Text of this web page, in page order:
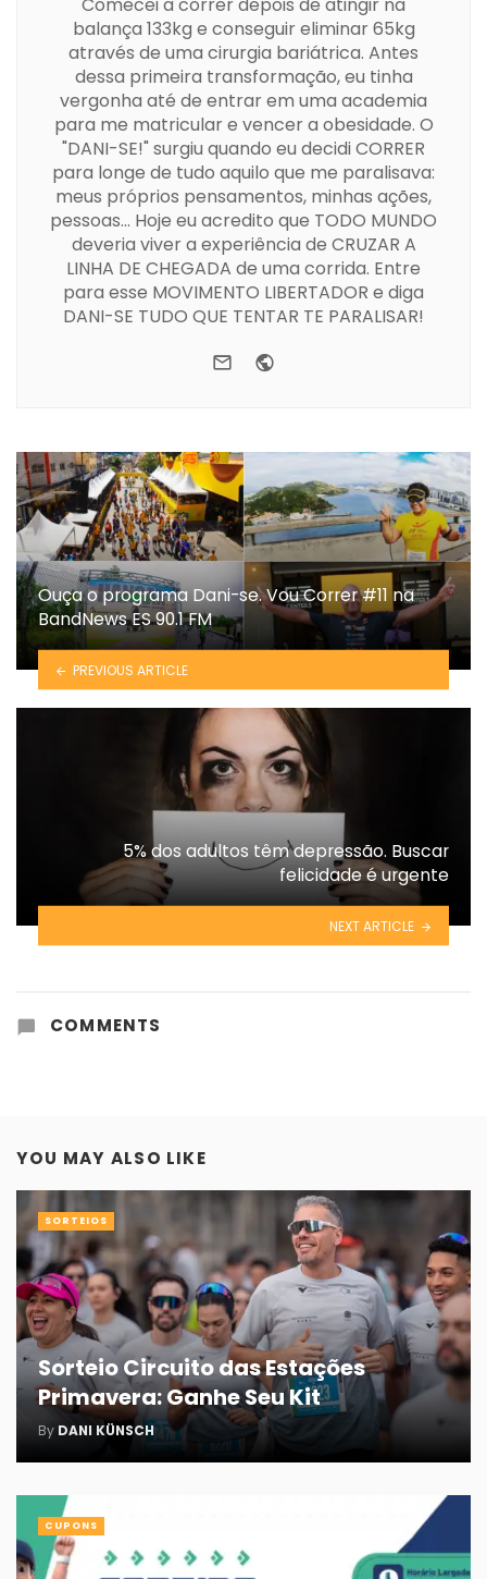
Comecei a correr depois de atingir na
balança 133kg e conseguir eliminar 65kg
através de uma cirurgia bariátrica. Antes
dessa primeira transformação, eu tinha
vergonha até de entrar em uma academia
para me matricular e vencer a obesidade. O
"DANI-SE!" surgiu quando eu decidi CORRER
para longe de tudo aquilo que me paralisava:
meus próprios pensamentos, minhas ações,
pessoas... Hoje eu acredito que TODO MUNDO
deveria viver a experiência de CRUZAR A
LINHA DE CHEGADA de uma corrida. Entre
para esse MOVIMENTO LIBERTADOR e diga
DANI-SE TUDO QUE TENTAR TE PARALISAR!
e-mail
Ouça o programa Dani-se. Vou Correr #11 na
BandNews ES 90.1 FM
PREVIOUS ARTICLE
5% dos adultos têm depressão. Buscar
felicidade é urgente
NEXT ARTICLE
COMMENTS
YOU MAY ALSO LIKE
Sorteio Circuito das Estações
Primavera: Ganhe Seu Kit
By DANI KÜNSCH
SORTEIOS
CUPONS